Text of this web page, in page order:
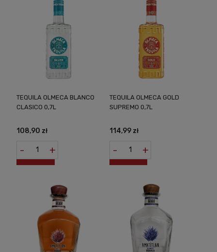
TEQUILA OLMECA BLANCO
CLASICO 0,7L
108,90 zł
- +
TEQUILA OLMECA GOLD
SUPREMO 0,7L
114,99 zł
- +